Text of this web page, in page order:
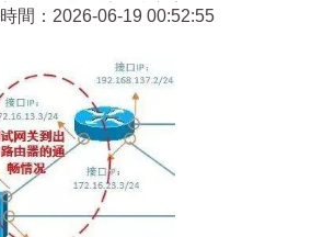
算機畢業設計解決方案
間：2026-06-19 00:52:55